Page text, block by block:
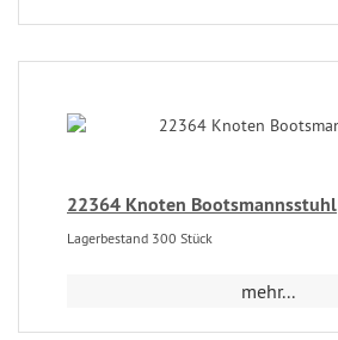
22364 Knoten Bootsmannsstuhl
Lagerbestand 300 Stück
mehr...